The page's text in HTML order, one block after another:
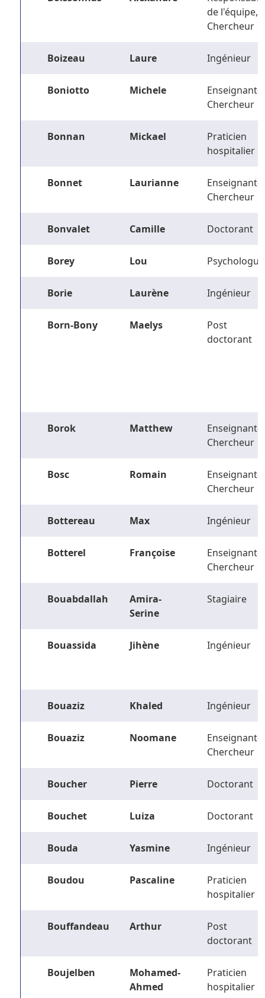
de l'équipe,
Chercheur
Boizeau Laure Ingénieur
Boniotto Michele
Enseignant-
Chercheur
Bonnan Mickael
Praticien
hospitalier
Bonnet Laurianne
Enseignant-
Chercheur
Bonvalet Camille Doctorant
Borey Lou Psychologue
Borie Laurène Ingénieur
Born-Bony Maelys
Post
doctorant
Borok Matthew
Enseignant-
Chercheur
Bosc Romain
Enseignant-
Chercheur
Bottereau Max Ingénieur
Botterel Françoise
Enseignant-
Chercheur
Bouabdallah
Amira-
Serine
Stagiaire
Bouassida Jihène Ingénieur
Bouaziz Khaled Ingénieur
Bouaziz Noomane
Enseignant-
Chercheur
Boucher Pierre Doctorant
Bouchet Luiza Doctorant
Bouda Yasmine Ingénieur
Boudou Pascaline
Praticien
hospitalier
Bouffandeau Arthur
Post
doctorant
Boujelben
Mohamed-
Ahmed
Praticien
hospitalier